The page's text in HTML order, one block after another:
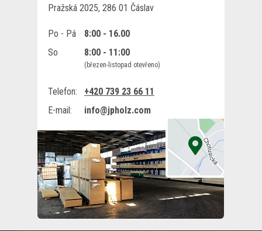
Pražská 2025, 286 01 Čáslav
Po - Pá
8:00 - 16.00
So
8:00 - 11:00
(březen-listopad otevřeno)
Telefon:
+420 739 23 66 11
E-mail:
info@jpholz.com